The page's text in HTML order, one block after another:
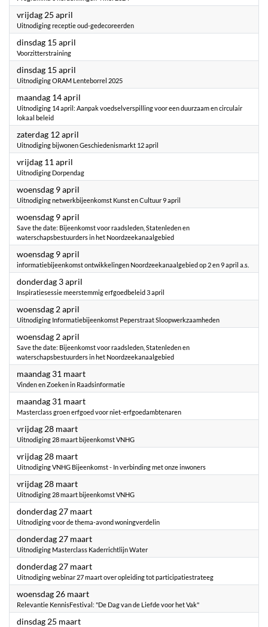
vrijdag 25 april
Uitnodiging receptie oud-gedecoreerden
dinsdag 15 april
Voorzitterstraining
dinsdag 15 april
Uitnodiging ORAM Lenteborrel 2025
maandag 14 april
Uitnodiging 14 april: Aanpak voedselverspilling voor een duurzaam en circulair
lokaal beleid
zaterdag 12 april
Uitnodiging bijwonen Geschiedenismarkt 12 april
vrijdag 11 april
Uitnodiging Dorpendag
woensdag 9 april
Uitnodiging netwerkbijeenkomst Kunst en Cultuur 9 april
woensdag 9 april
Save the date: Bijeenkomst voor raadsleden, Statenleden en
waterschapsbestuurders in het Noordzeekanaalgebied
woensdag 9 april
informatiebijeenkomst ontwikkelingen Noordzeekanaalgebied op 2 en 9 april a.s.
donderdag 3 april
Inspiratiesessie meerstemmig erfgoedbeleid 3 april
woensdag 2 april
Uitnodiging Informatiebijeenkomst Peperstraat Sloopwerkzaamheden
woensdag 2 april
Save the date: Bijeenkomst voor raadsleden, Statenleden en
waterschapsbestuurders in het Noordzeekanaalgebied
maandag 31 maart2025
Vinden en Zoeken in Raadsinformatie
maandag 31 maart2025
Masterclass groen erfgoed voor niet-erfgoedambtenaren
vrijdag 28 maart2025
Uitnodiging 28 maart bijeenkomst VNHG
vrijdag 28 maart2025
Uitnodiging VNHG Bijeenkomst - In verbinding met onze inwoners
vrijdag 28 maart2025
Uitnodiging 28 maart bijeenkomst VNHG
donderdag 27 maart2025
Uitnodiging voor de thema-avond woningverdelin
donderdag 27 maart2025
Uitnodiging Masterclass Kaderrichtlijn Water
donderdag 27 maart2025
Uitnodiging webinar 27 maart over opleiding tot participatiestrateeg
woensdag 26 maart2025
Relevantie KennisFestival: "De Dag van de Liefde voor het Vak"
dinsdag 25 maart2025